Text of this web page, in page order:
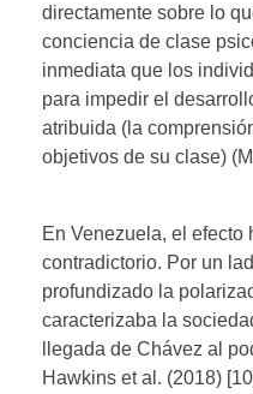
directamente sobre lo
conciencia de clase
inmediata que los
para impedir el
atribuida (la
objetivos de su clase)
En Venezuela, el efecto
contradictorio. Por un
profundizado la
caracterizaba la
llegada de Chávez al
Hawkins et al. (2018)